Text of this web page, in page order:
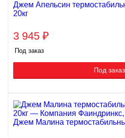
Джем Апельсин
20кг
3 945 ₽
Под заказ
Под заказ
Джем Малина